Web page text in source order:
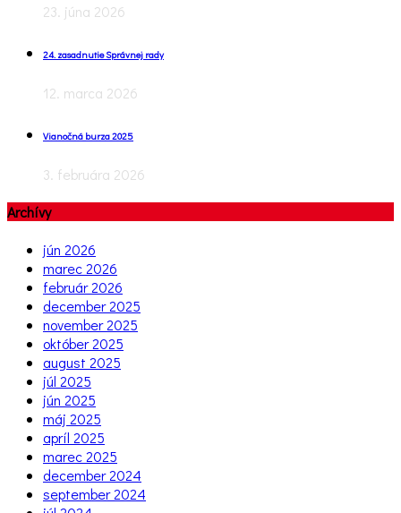
23. júna 2026
24. zasadnutie Správnej rady
12. marca 2026
Vianočná burza 2025
3. februára 2026
Archívy
jún 2026
marec 2026
február 2026
december 2025
november 2025
október 2025
august 2025
júl 2025
jún 2025
máj 2025
apríl 2025
marec 2025
december 2024
september 2024